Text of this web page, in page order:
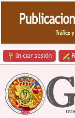
Iniciar sesión